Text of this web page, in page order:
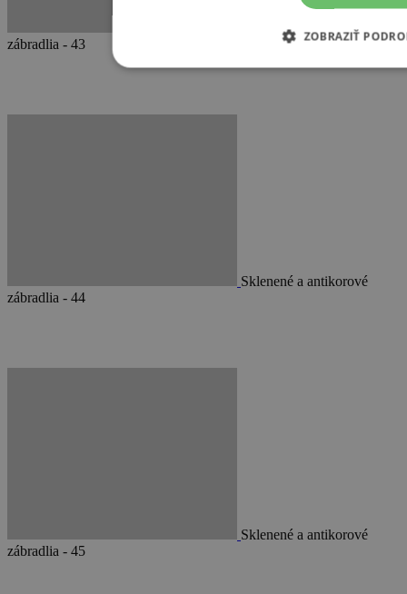
Sklenené a antikorové
zábradlia - 43
Sklenené a antikorové
zábradlia - 44
Sklenené a antikorové
zábradlia - 45
ZOBRAZIŤ